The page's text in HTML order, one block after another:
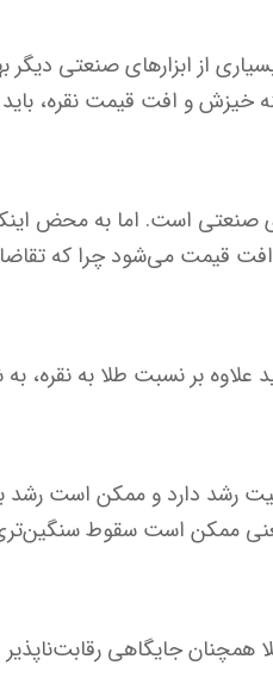
از ابزارهای صنعتی دیگر
خیزش و افت قیمت نقره،
صنعتی است. اما به محض
قیمت می‌شود چرا که
علاوه بر نسبت طلا به
رشد دارد و ممکن است رشد
ممکن است سقوط
همچنان جایگاهی